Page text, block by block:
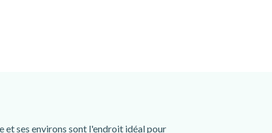
et ses environs sont l'endroit idéal pour